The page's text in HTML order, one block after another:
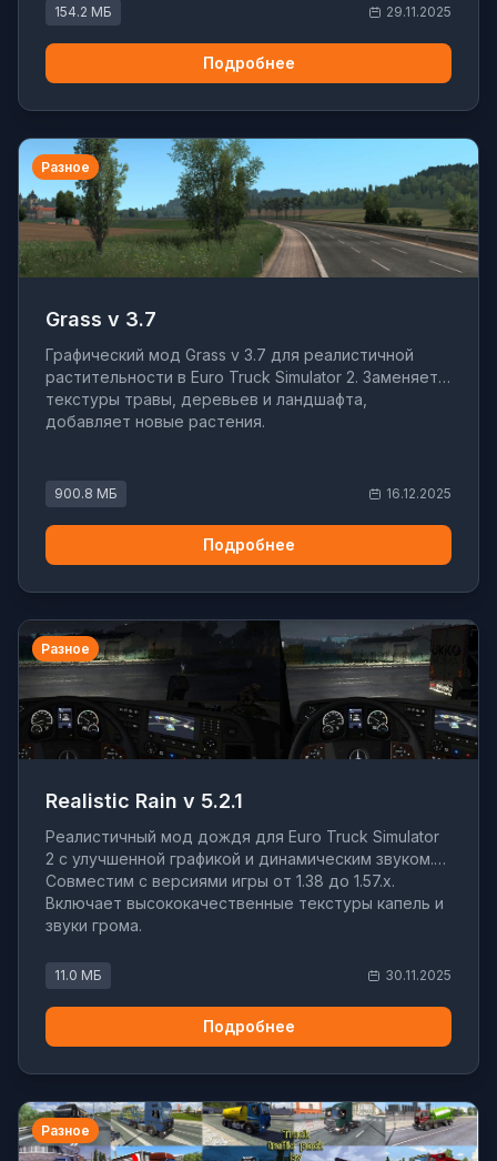
154.2 МБ 29.11.2025
Подробнее
Разное
Grass v 3.7
Графический мод Grass v 3.7 для реалистичной
растительности в Euro Truck Simulator 2. Заменяет
текстуры травы, деревьев и ландшафта,
добавляет новые растения.
900.8 МБ 16.12.2025
Подробнее
Разное
Realistic Rain v 5.2.1
Реалистичный мод дождя для Euro Truck Simulator
2 с улучшенной графикой и динамическим звуком.
Совместим с версиями игры от 1.38 до 1.57.x.
Включает высококачественные текстуры капель и
звуки грома.
11.0 МБ 30.11.2025
Подробнее
Разное